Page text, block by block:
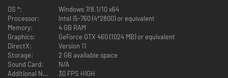
Pierwsze wrażenie robi się tylko raz. Rezerwujesz więc stolik w
najwykwintniejszej restauracji w mieście i zakładasz najczystszą bieliznę.
Twoja sympatia wygląda olśniewająco! Ale sama rezerwacja to jeszcze
łatwizna. Nawet najbardziej misterny plan może spalić na panewce w
konfrontacji z niesamowitą fizyką w Table Manners. Ani się obejrzysz, a
będziesz gasić trzeci już pożar na stole niedopitą lampką Pinot Grigio.
OS *:
Windows 7/8.1/10 x64
Processor:
Intel i5-760 (4*2800) or equivalent
Memory:
4 GB RAM
Graphics:
GeForce GTX 460 (1024 MB) or equivalent
DirectX:
Version 11
Storage:
2 GB available space
Sound Card:
N/A
Additional Notes:
30 FPS HIGH